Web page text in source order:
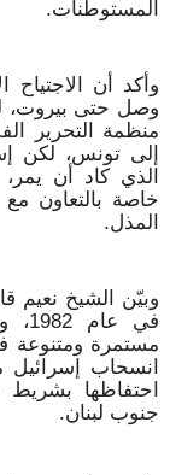
المستوطنات.
وصل حتى بيروت،
منظمة التحرير
الذي كاد أن
خاصة بالتعاون
المذل.
وبيّن الشيخ نعيم
في
مستمرة ومتنوعة
جنوب لبنان.